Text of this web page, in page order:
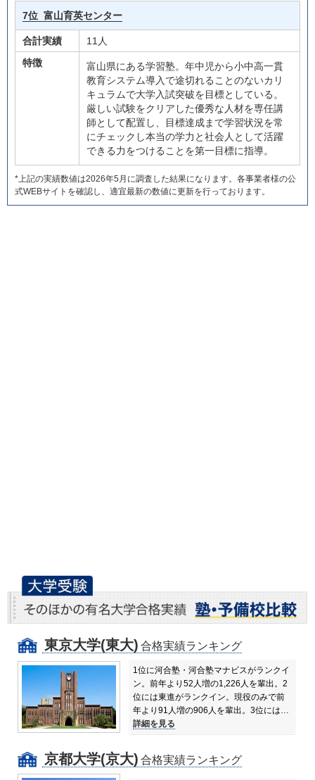
7位 富山育英センター
合計実績
11人
特徴
富山県にある学習塾。年中児から小中高一貫
教育システム導入で途切れることのないカリ
キュラムで大学入試突破を目標としている。
厳しい試験をクリアした優秀な人材を専任講
師として配置し、目標達成まで学習状況を常
にチェックし本当の学力と社会人として活躍
できる力をつけることを第一目標に指導。
*上記の実績数値は2026年5月に調査した結果になります。各事業者様の公
式WEBサイトを確認し、適宜最新の数値に更新を行っております。
東京大学(東大) 合格実績ランキング
1位に河合塾・河合塾マナビスがランクイ
ン。前年より52人増の1,226人を輩出。 2
位には東進がランクイン。現役のみで前
年より91人増の906人を輩出。 3位には…
詳細を見る
京都大学(京大) 合格実績ランキング